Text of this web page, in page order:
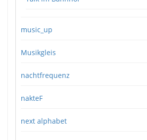
music_up
Musikgleis
nachtfrequenz
nakteF
next alphabet